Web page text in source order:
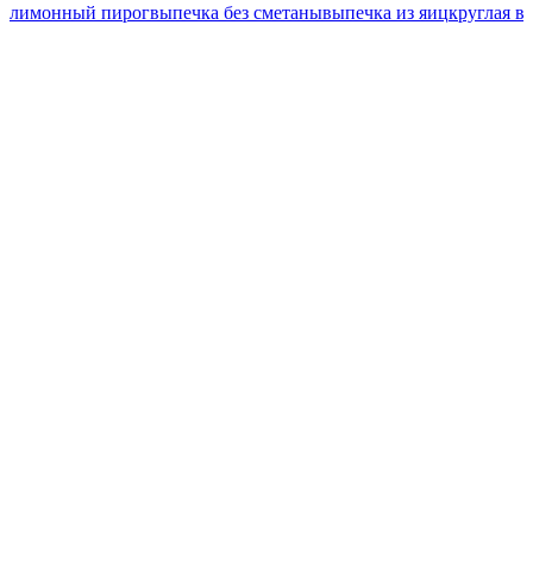
лимонный пирогвыпечка без сметанывыпечка из яицкруглая